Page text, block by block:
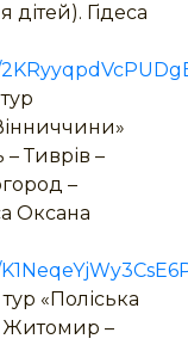
дітей). Гідеса
Тиврів –
–
Оксана
«Поліська
Житомир –